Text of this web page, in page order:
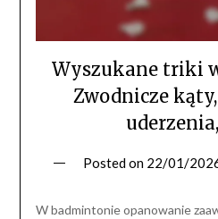
Wyszukane triki
Zwodnicze
Posted on 22/01/
W badmintonie opanowanie